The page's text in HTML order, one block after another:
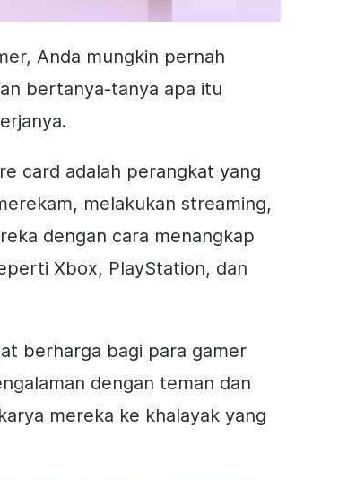
Anda mungkin pernah
bertanya-tanya apa itu
card adalah perangkat yang
melakukan streaming,
dengan cara menangkap
Xbox, PlayStation, dan
berharga bagi para gamer
dengan teman dan
mereka ke khalayak yang